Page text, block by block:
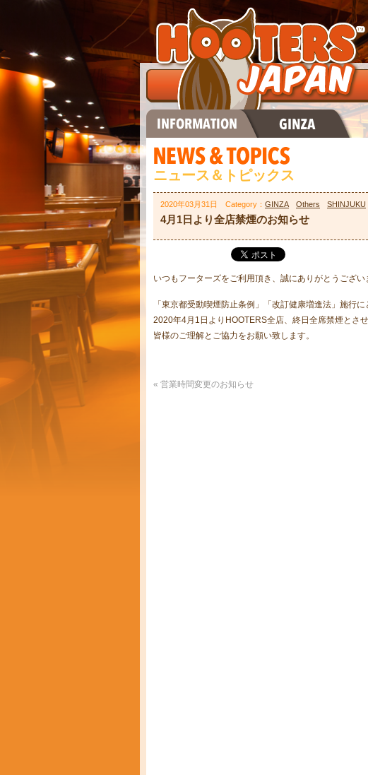
ニュース＆トピックス
2020年03月31日 Category： GINZA Others SHINJUKU
4月1日より全店禁煙のお知らせ
いつもフーターズをご利用頂き、誠にありがとうござい
「東京都受動喫煙防止条例」「改訂健康増進法」施行に
2020年4月1日よりHOOTERS全店、終日全席禁煙とさせ
皆様のご理解とご協力をお願い致します。
« 営業時間変更のお知らせ